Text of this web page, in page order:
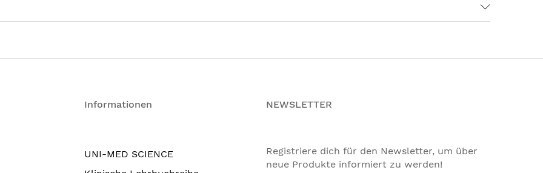
Informationen
UNI-MED SCIENCE
NEWSLETTER
Registriere dich für den Newsletter, um über
neue Produkte informiert zu werden!